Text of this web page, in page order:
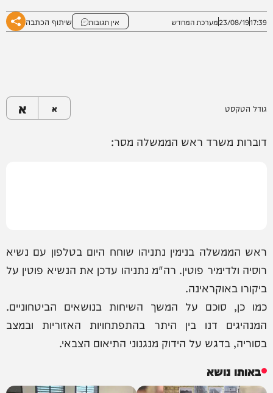
17:39
23/08/19מערכת המחדש אין תגובות שיתוף הכתבה
גודל הטקסט א א
דוברות משרד ראש הממשלה מסר:
ראש הממשלה בנימין נתניהו שוחח היום בטלפון עם נשיא
רוסיה ולדימיר פוטין. רה"מ נתניהו עדכן את הנשיא פוטין על
ביקורו באוקראינה.
כמו כן, סוכם על המשך השיחות בנושאים הביטחוניים.
‏המנהיגים דנו בין היתר בהתפתחויות האזוריות ובמצב
בסוריה, בדגש על הידוק מנגנוני התיאום הצבאי.
באותו נושא